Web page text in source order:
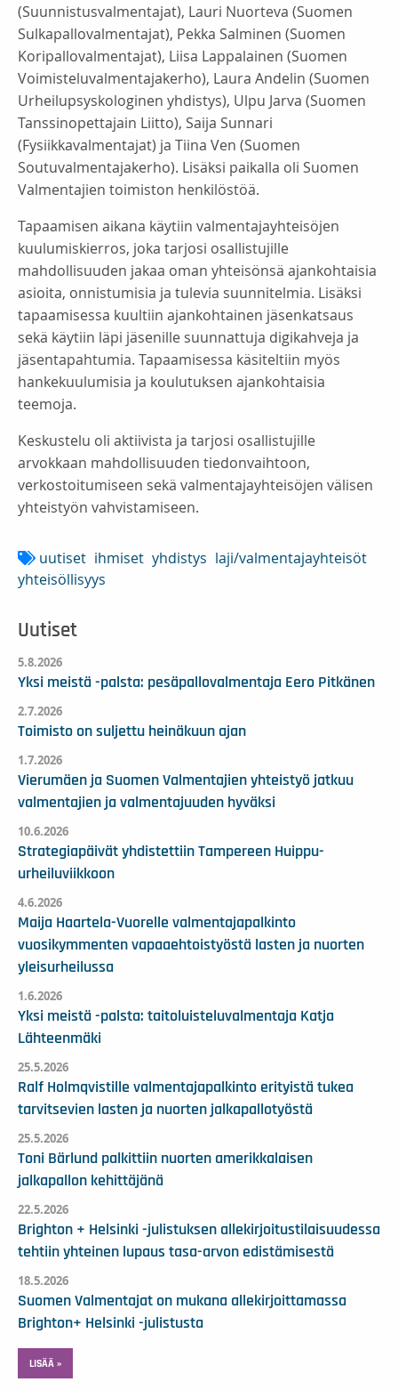
(Suunnistusvalmentajat), Lauri Nuorteva (Suomen
Sulkapallovalmentajat), Pekka Salminen (Suomen
Koripallovalmentajat), Liisa Lappalainen (Suomen
Voimisteluvalmentajakerho), Laura Andelin (Suomen
Urheilupsyskologinen yhdistys), Ulpu Jarva (Suomen
Tanssinopettajain Liitto), Saija Sunnari
(Fysiikkavalmentajat) ja Tiina Ven (Suomen
Soutuvalmentajakerho). Lisäksi paikalla oli Suomen
Valmentajien toimiston henkilöstöä.
Tapaamisen aikana käytiin valmentajayhteisöjen
kuulumiskierros, joka tarjosi osallistujille
mahdollisuuden jakaa oman yhteisönsä ajankohtaisia
asioita, onnistumisia ja tulevia suunnitelmia. Lisäksi
tapaamisessa kuultiin ajankohtainen jäsenkatsaus
sekä käytiin läpi jäsenille suunnattuja digikahveja ja
jäsentapahtumia. Tapaamisessa käsiteltiin myös
hankekuulumisia ja koulutuksen ajankohtaisia
teemoja.
Keskustelu oli aktiivista ja tarjosi osallistujille
arvokkaan mahdollisuuden tiedonvaihtoon,
verkostoitumiseen sekä valmentajayhteisöjen välisen
yhteistyön vahvistamiseen.
uutiset ihmiset yhdistys laji/valmentajayhteisöt
yhteisöllisyys
Uutiset
5.8.2026
Yksi meistä -palsta: pesäpallovalmentaja Eero Pitkänen
2.7.2026
Toimisto on suljettu heinäkuun ajan
1.7.2026
Vierumäen ja Suomen Valmentajien yhteistyö jatkuu
valmentajien ja valmentajuuden hyväksi
10.6.2026
Strategiapäivät yhdistettiin Tampereen Huippu-
urheiluviikkoon
4.6.2026
Maija Haartela-Vuorelle valmentajapalkinto
vuosikymmenten vapaaehtoistyöstä lasten ja nuorten
yleisurheilussa
1.6.2026
Yksi meistä -palsta: taitoluisteluvalmentaja Katja
Lähteenmäki
25.5.2026
Ralf Holmqvistille valmentajapalkinto erityistä tukea
tarvitsevien lasten ja nuorten jalkapallotyöstä
25.5.2026
Toni Bärlund palkittiin nuorten amerikkalaisen
jalkapallon kehittäjänä
22.5.2026
Brighton + Helsinki -julistuksen allekirjoitustilaisuudessa
tehtiin yhteinen lupaus tasa-arvon edistämisestä
18.5.2026
Suomen Valmentajat on mukana allekirjoittamassa
Brighton+ Helsinki -julistusta
LISÄÄ »